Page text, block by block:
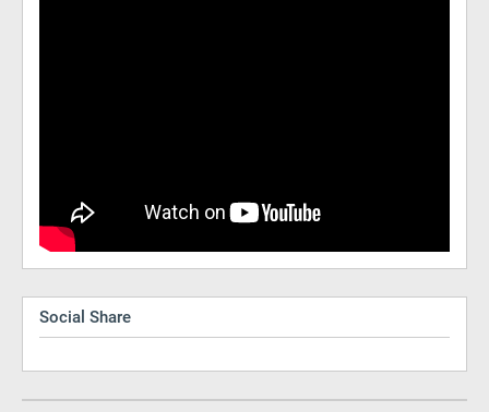
Social Share